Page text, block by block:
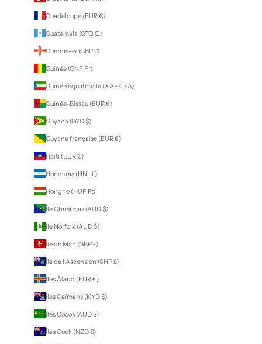
Guadeloupe (EUR €)
Guatemala (GTQ Q)
Guernesey (GBP £)
Guinée (GNF Fr)
Guinée équatoriale (XAF CFA)
Guinée-Bissau (EUR €)
Guyana (GYD $)
Guyane française (EUR €)
Haïti (EUR €)
Honduras (HNL L)
Hongrie (HUF Ft)
Île Christmas (AUD $)
Île Norfolk (AUD $)
Île de Man (GBP £)
Île de l’Ascension (SHP £)
Îles Åland (EUR €)
Îles Caïmans (KYD $)
Îles Cocos (AUD $)
Îles Cook (NZD $)